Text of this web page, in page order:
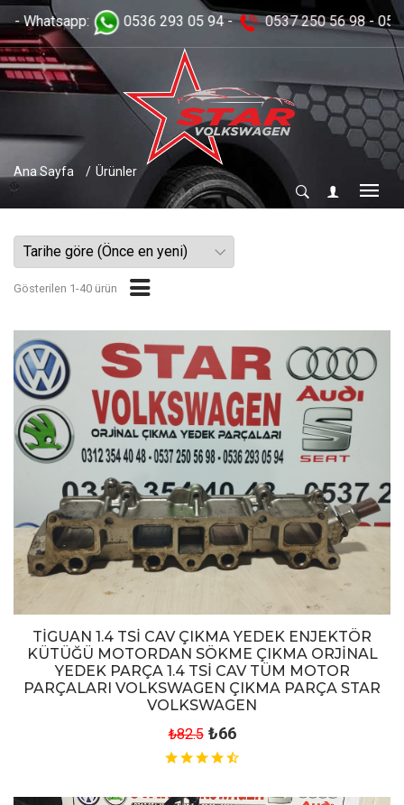
98- 0536 293 05 94 ....
Ana Sayfa Ürünler
Gösterilen 1-40 ürün
TİGUAN 1.4 TSİ CAV ÇIKMA YEDEK ENJEKTÖR
KÜTÜĞÜ MOTORDAN SÖKME ÇIKMA ORJİNAL
YEDEK PARÇA 1.4 TSİ CAV TÜM MOTOR
PARÇALARI VOLKSWAGEN ÇIKMA PARÇA STAR
VOLKSWAGEN
₺82.5 ₺66